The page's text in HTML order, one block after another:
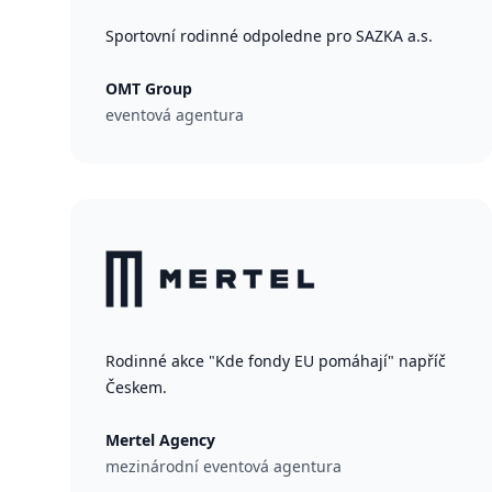
Sportovní rodinné odpoledne pro SAZKA a.s.
OMT Group
eventová agentura
Rodinné akce "Kde fondy EU pomáhají" napříč
Českem.
Mertel Agency
mezinárodní eventová agentura